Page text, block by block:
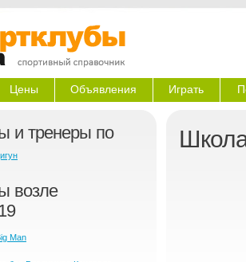
Цены Объявления Играть
и тренеры по
возле
Man